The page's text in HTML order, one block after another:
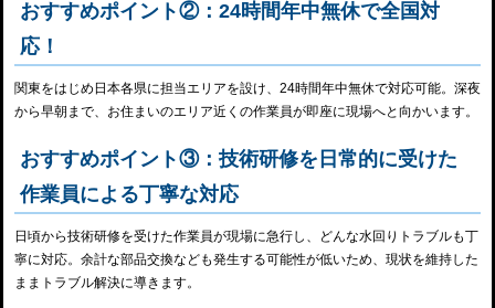
おすすめポイント②：24時間年中無休で全国対
応！
関東をはじめ日本各県に担当エリアを設け、24時間年中無休で対応可能。深夜
から早朝まで、お住まいのエリア近くの作業員が即座に現場へと向かいます。
おすすめポイント③：技術研修を日常的に受けた
作業員による丁寧な対応
日頃から技術研修を受けた作業員が現場に急行し、どんな水回りトラブルも丁
寧に対応。余計な部品交換なども発生する可能性が低いため、現状を維持した
ままトラブル解決に導きます。